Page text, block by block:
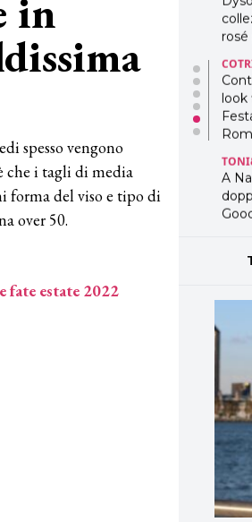
in
spesso vengono
che i tagli di media
forma del viso e tipo di
over 50.
fate estate 2022
rosé
look
A
per
ogni